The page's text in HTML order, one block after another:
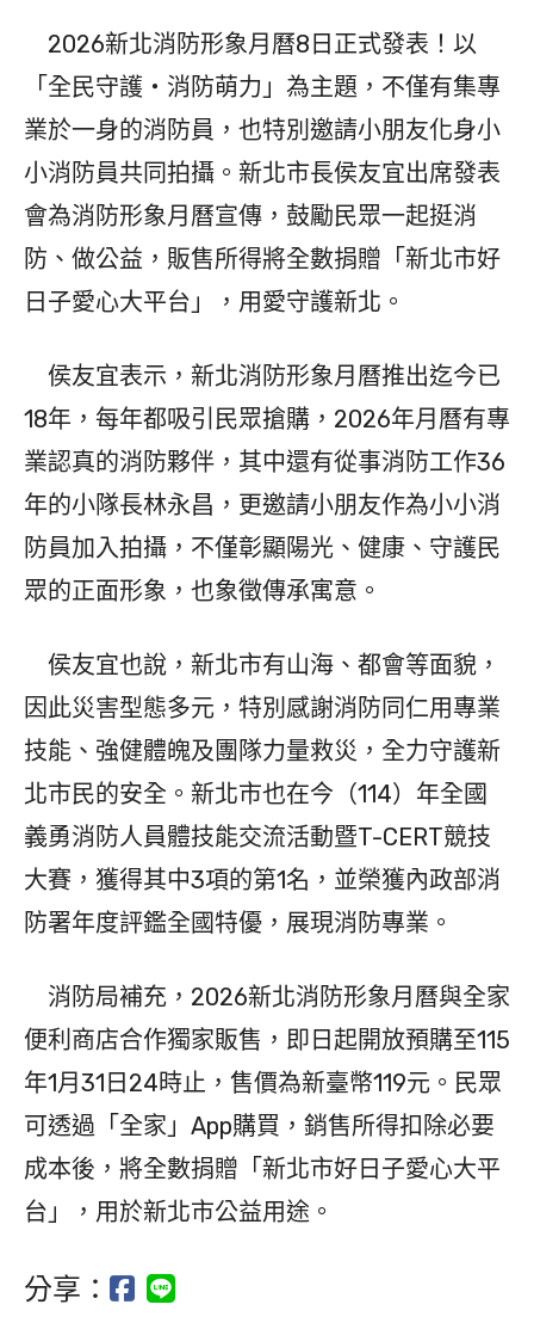
2026新北消防形象月曆8日正式發表！以
「全民守護‧消防萌力」為主題，不僅有集專
業於一身的消防員，也特別邀請小朋友化身小
小消防員共同拍攝。新北市長侯友宜出席發表
會為消防形象月曆宣傳，鼓勵民眾一起挺消
防、做公益，販售所得將全數捐贈「新北市好
日子愛心大平台」，用愛守護新北。
侯友宜表示，新北消防形象月曆推出迄今已
18年，每年都吸引民眾搶購，2026年月曆有專
業認真的消防夥伴，其中還有從事消防工作36
年的小隊長林永昌，更邀請小朋友作為小小消
防員加入拍攝，不僅彰顯陽光、健康、守護民
眾的正面形象，也象徵傳承寓意。
侯友宜也說，新北市有山海、都會等面貌，
因此災害型態多元，特別感謝消防同仁用專業
技能、強健體魄及團隊力量救災，全力守護新
北市民的安全。新北市也在今（114）年全國
義勇消防人員體技能交流活動暨T-CERT競技
大賽，獲得其中3項的第1名，並榮獲內政部消
防署年度評鑑全國特優，展現消防專業。
消防局補充，2026新北消防形象月曆與全家
便利商店合作獨家販售，即日起開放預購至115
年1月31日24時止，售價為新臺幣119元。民眾
可透過「全家」App購買，銷售所得扣除必要
成本後，將全數捐贈「新北市好日子愛心大平
台」，用於新北市公益用途。
分享：